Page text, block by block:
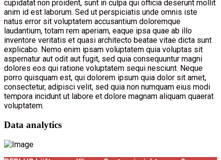
cupidatat non proident, sunt in culpa qui officia deserunt mollit
anim id est laborum. Sed ut perspiciatis unde omnis iste
natus error sit voluptatem accusantium doloremque
laudantium, totam rem aperiam, eaque ipsa quae ab illo
inventore veritatis et quasi architecto beatae vitae dicta sunt
explicabo. Nemo enim ipsam voluptatem quia voluptas sit
aspernatur aut odit aut fugit, sed quia consequuntur magni
dolores eos qui ratione voluptatem sequi nesciunt. Neque
porro quisquam est, qui dolorem ipsum quia dolor sit amet,
consectetur, adipisci velit, sed quia non numquam eius modi
tempora incidunt ut labore et dolore magnam aliquam quaerat
voluptatem.
Data analytics